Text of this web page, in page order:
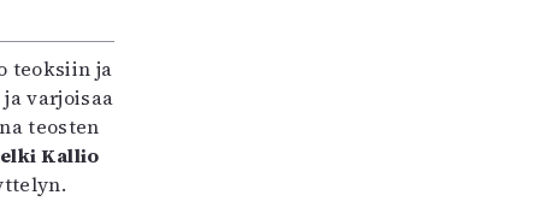
teoksiin ja
varjoisaa
teosten
Kallio